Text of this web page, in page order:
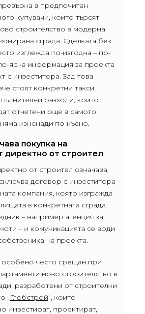
в предпочитан
купувачи, които търсят
строителство в модерна,
сграда. Сделката без
изглежда по-изгодна – по-
ясна информация за проекта
с инвеститора. Зад това
стоят конкретни такси,
разходи, които
отчетени още в самото
изненади по-късно.
покупка на
директно от строител
от строител означава,
договор с инвеститора
компания, която изгражда
в конкретната сграда.
– например агенция за
– и комуникацията се води
на проекта.
често срещан при
ново строителство в
разработени от строителни
„Глобстрой“, които
инвестират, проектират,